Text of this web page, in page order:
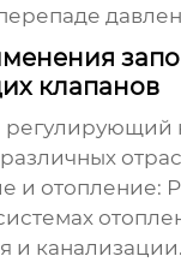
клапанов
регулирующий
и отопление:
и канализации.